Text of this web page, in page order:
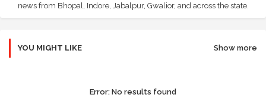
news from Bhopal, Indore, Jabalpur, Gwalior, and across the state.
YOU MIGHT LIKE Show more
Error: No results found